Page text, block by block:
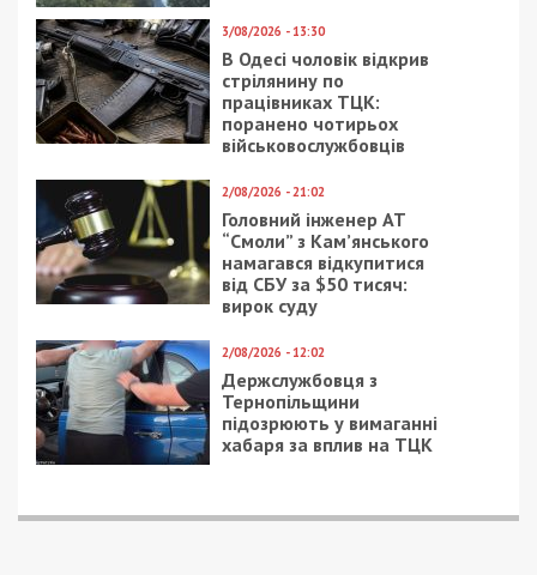
3/08/2026 - 13:30
В Одесі чоловік відкрив
стрілянину по
працівниках ТЦК:
поранено чотирьох
військовослужбовців
2/08/2026 - 21:02
Головний інженер АТ
“Смоли” з Кам’янського
намагався відкупитися
від СБУ за $50 тисяч:
вирок суду
2/08/2026 - 12:02
Держслужбовця з
Тернопільщини
підозрюють у вимаганні
хабаря за вплив на ТЦК